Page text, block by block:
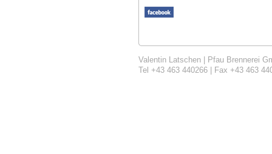
Valentin Latschen | Pfau Brennerei
Tel +43 463 440266 | Fax +43 463